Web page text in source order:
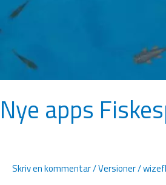
Nye apps
Skriv en kommentar/Versioner/